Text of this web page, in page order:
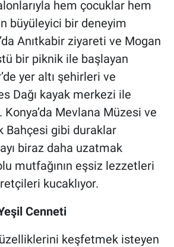
hem çocuklar hem
büyüleyici bir deneyim
Anıtkabir ziyareti ve Mogan
bir piknik ile başlayan
yer altı şehirleri ve
Dağı kayak merkezi ile
Mevlana Müzesi ve
Bahçesi gibi duraklar
biraz daha uzatmak
mutfağının eşsiz lezzetleri
kucaklıyor.
Cenneti
keşfetmek isteyen